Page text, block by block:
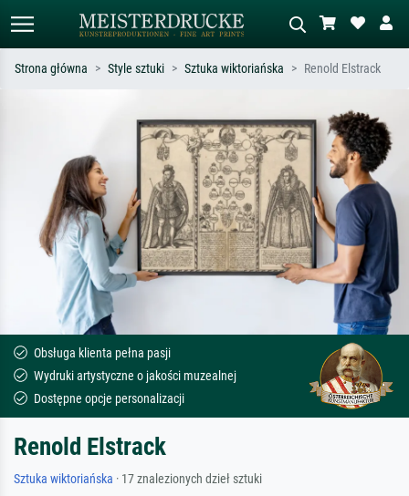
Szukaj wg artysty, tytułu lub stylu – np.
Monet, Gwiaździsta noc,
impresjonizm, fala Hokusaia, akt.
Opisz scenę – np. zielona łąka,
abstrakcja z czerwienią, ciemny olej,
stojący akt obok drzewa.
Strona główna Style sztuki Sztuka wiktoriańska Renold Elstrack
Obsługa klienta pełna pasji
Wydruki artystyczne o jakości muzealnej
Dostępne opcje personalizacji
Renold Elstrack
Sztuka wiktoriańska · 17 znalezionych dzieł sztuki